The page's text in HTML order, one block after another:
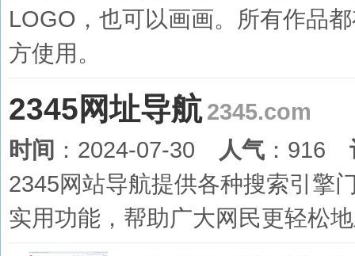
LOGO，也可以画画。所有作品
方使用。
2345网址导航 2345.com
时间 ：2024-07-30 人气 ：916
2345网站导航提供各种搜索引擎
实用功能，帮助广大网民更轻松